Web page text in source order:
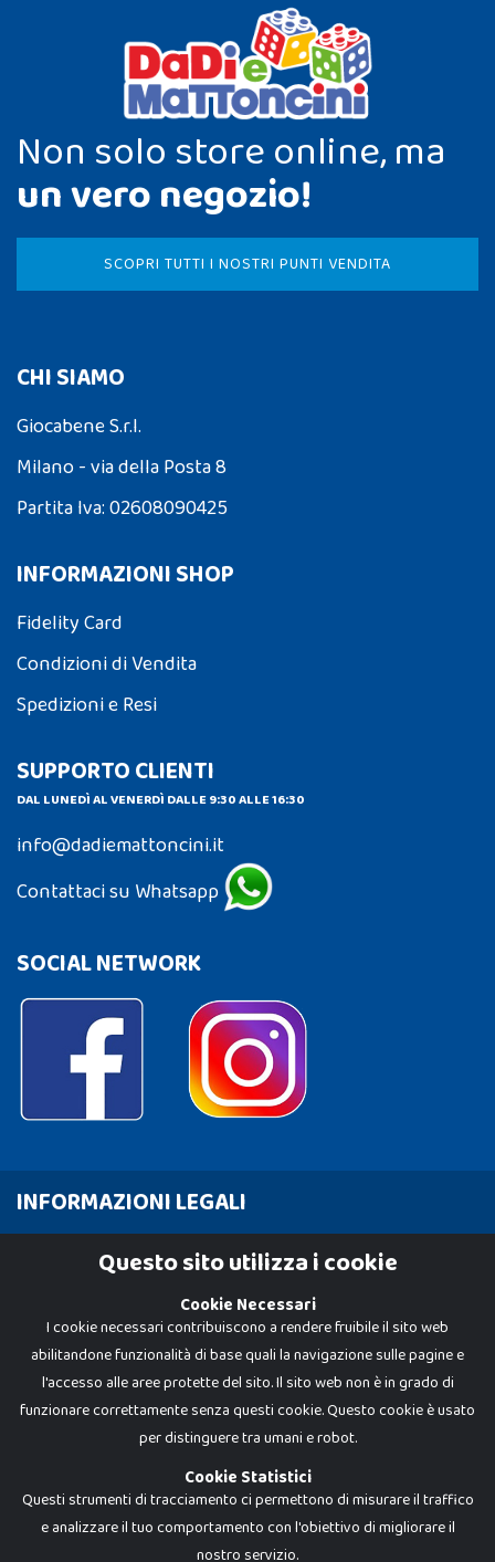
Non solo store online, ma
un vero negozio!
SCOPRI TUTTI I NOSTRI PUNTI VENDITA
CHI SIAMO
Giocabene S.r.l.
Milano - via della Posta 8
Partita Iva: 02608090425
INFORMAZIONI SHOP
Fidelity Card
Condizioni di Vendita
Spedizioni e Resi
SUPPORTO CLIENTI
DAL LUNEDÌ AL VENERDÌ DALLE 9:30 ALLE 16:30
info@dadiemattoncini.it
Contattaci su Whatsapp
SOCIAL NETWORK
INFORMAZIONI LEGALI
Cookie Policy
Dadi e Mattoncini è un brand di Giocabene Srl. Ogni riproduzione o utilizzo non
Questo sito utilizza i cookie
Cookie Necessari
I cookie necessari contribuiscono a rendere fruibile il sito web
abilitandone funzionalità di base quali la navigazione sulle pagine e
l'accesso alle aree protette del sito. Il sito web non è in grado di
funzionare correttamente senza questi cookie. Questo cookie è usato
per distinguere tra umani e robot.
Cookie Statistici
Questi strumenti di tracciamento ci permettono di misurare il traffico
e analizzare il tuo comportamento con l'obiettivo di migliorare il
nostro servizio.